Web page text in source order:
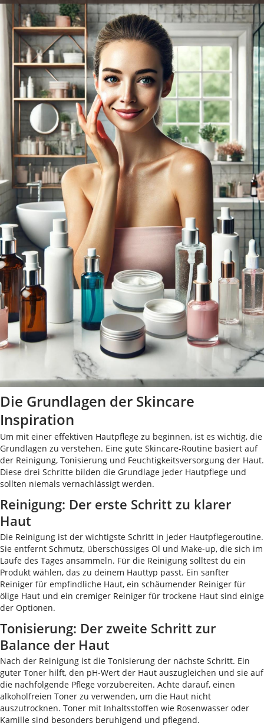
Die Grundlagen der Skincare
Inspiration
Um mit einer effektiven Hautpflege zu beginnen, ist es wichtig, die
Grundlagen zu verstehen. Eine gute Skincare-Routine basiert auf
der Reinigung, Tonisierung und Feuchtigkeitsversorgung der Haut.
Diese drei Schritte bilden die Grundlage jeder Hautpflege und
sollten niemals vernachlässigt werden.
Reinigung: Der erste Schritt zu klarer
Haut
Die Reinigung ist der wichtigste Schritt in jeder Hautpflegeroutine.
Sie entfernt Schmutz, überschüssiges Öl und Make-up, die sich im
Laufe des Tages ansammeln. Für die Reinigung solltest du ein
Produkt wählen, das zu deinem Hauttyp passt. Ein sanfter
Reiniger für empfindliche Haut, ein schäumender Reiniger für
ölige Haut und ein cremiger Reiniger für trockene Haut sind einige
der Optionen.
Tonisierung: Der zweite Schritt zur
Balance der Haut
Nach der Reinigung ist die Tonisierung der nächste Schritt. Ein
guter Toner hilft, den pH-Wert der Haut auszugleichen und sie auf
die nachfolgende Pflege vorzubereiten. Achte darauf, einen
alkoholfreien Toner zu verwenden, um die Haut nicht
auszutrocknen. Toner mit Inhaltsstoffen wie Rosenwasser oder
Kamille sind besonders beruhigend und pflegend.